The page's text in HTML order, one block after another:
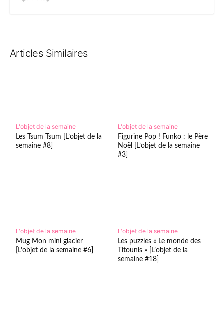
Articles Similaires
L'objet de la semaine
Les Tsum Tsum [L’objet de la
semaine #8]
L'objet de la semaine
Figurine Pop ! Funko : le Père
Noël [L’objet de la semaine
#3]
L'objet de la semaine
Mug Mon mini glacier
[L’objet de la semaine #6]
L'objet de la semaine
Les puzzles « Le monde des
Titounis » [L’objet de la
semaine #18]